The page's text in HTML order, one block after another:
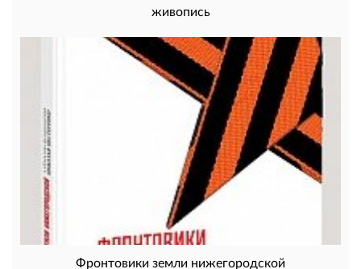
живопись
Фронтовики земли нижегородской